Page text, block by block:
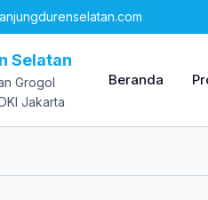
Selatan
Grogol
Jakarta
Beranda